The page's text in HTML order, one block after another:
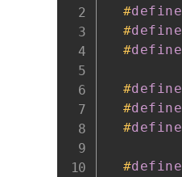
#define
#define
#define
#define
#define
#define
#define